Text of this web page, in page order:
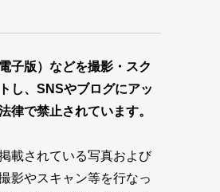
子版）などを撮影・スク
し、SNSやブログにアッ
律で禁止されています。
載されている写真および
影やスキャン等を行なっ